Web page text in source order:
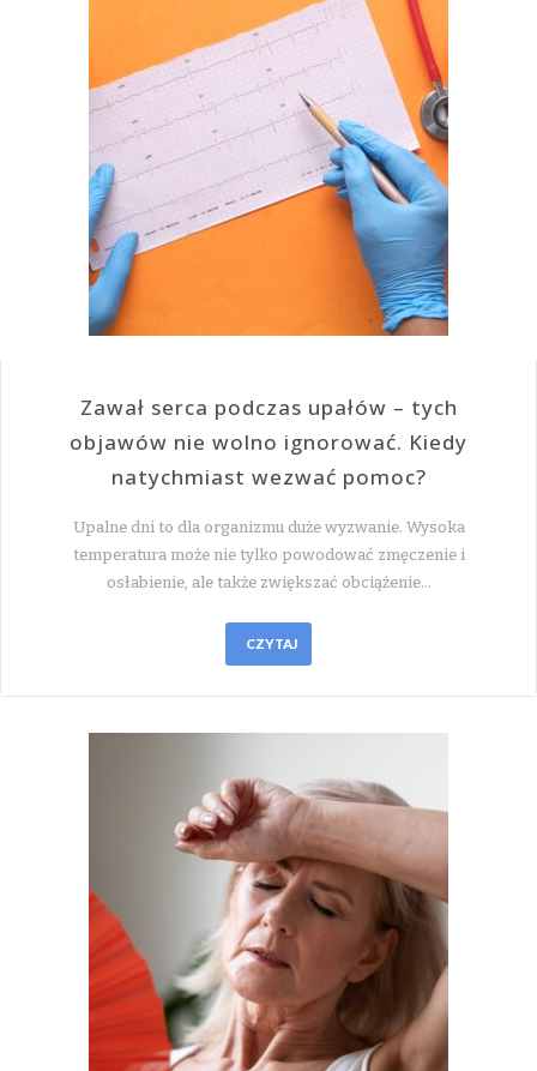
Zawał serca podczas upałów – tych
objawów nie wolno ignorować. Kiedy
natychmiast wezwać pomoc?
Upalne dni to dla organizmu duże wyzwanie. Wysoka
temperatura może nie tylko powodować zmęczenie i
osłabienie, ale także zwiększać obciążenie…
CZYTAJ